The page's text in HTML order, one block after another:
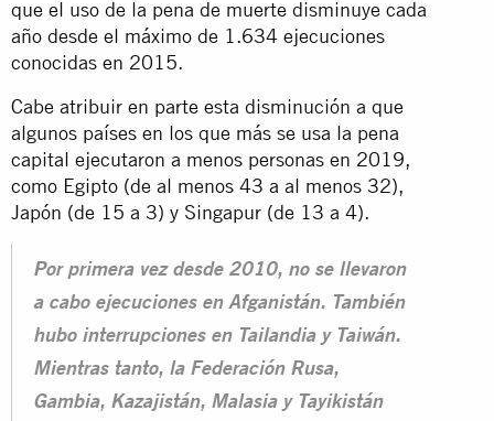
que el uso de la pena de muerte disminuye cada
año desde el máximo de 1.634 ejecuciones
conocidas en 2015.
Cabe atribuir en parte esta disminución a que
algunos países en los que más se usa la pena
capital ejecutaron a menos personas en 2019,
como Egipto (de al menos 43 a al menos 32),
Japón (de 15 a 3) y Singapur (de 13 a 4).
Por primera vez desde 2010, no se llevaron
a cabo ejecuciones en Afganistán. También
hubo interrupciones en Tailandia y Taiwán.
Mientras tanto, la Federación Rusa,
Gambia, Kazajistán, Malasia y Tayikistán